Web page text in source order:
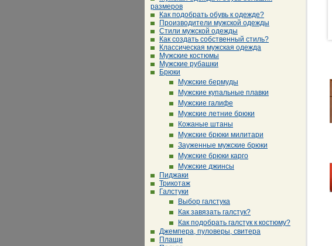
размеров
Как подобрать обувь к одежде?
Производители мужской одежды
Стили мужской одежды
Как создать собственный стиль?
Классическая мужская одежда
Мужские костюмы
Мужские рубашки
Брюки
Мужские бермуды
Мужские купальные плавки
Мужские галифе
Мужские летние брюки
Кожаные штаны
Мужские брюки милитари
Зауженные мужские брюки
Мужские брюки карго
Мужские джинсы
Пиджаки
Трикотаж
Галстуки
Выбор галстука
Как завязать галстук?
Как подобрать галстук к костюму?
Джемпера, пуловеры, свитера
Плащи